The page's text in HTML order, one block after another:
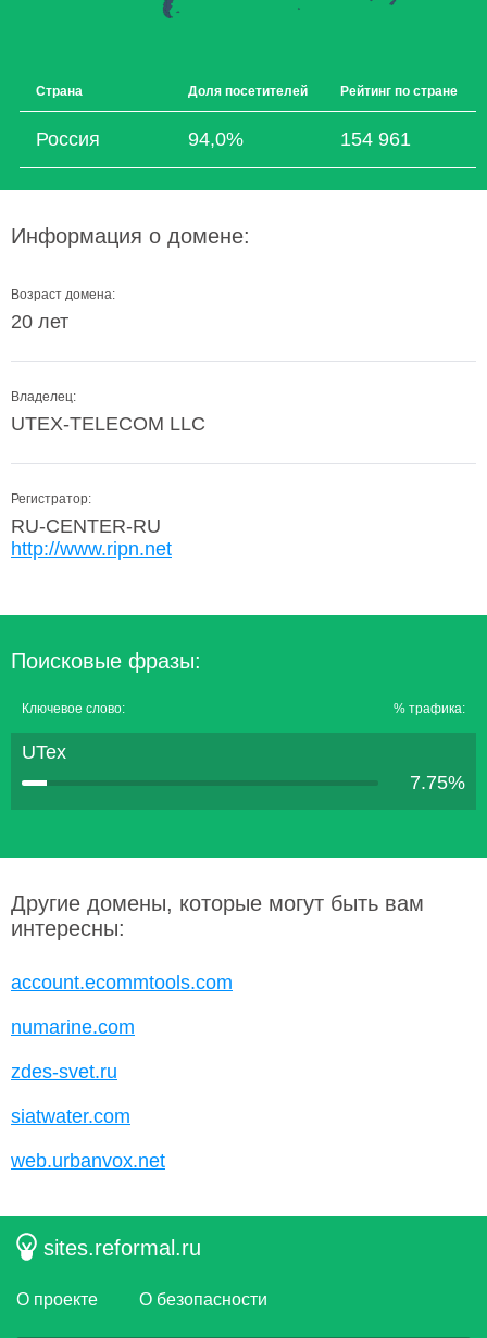
Страна Доля посетителей Рейтинг по стране
Россия 94,0% 154 961
Информация о домене:
Возраст домена:
20 лет
Владелец:
UTEX-TELECOM LLC
Регистратор:
RU-CENTER-RU
http://www.ripn.net
Поисковые фразы:
Ключевое слово: % трафика:
UTex
7.75%
Другие домены, которые могут быть вам
интересны:
account.ecommtools.com
numarine.com
zdes-svet.ru
siatwater.com
web.urbanvox.net
sites.reformal.ru
О проекте О безопасности